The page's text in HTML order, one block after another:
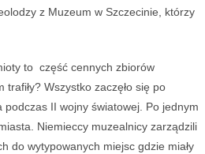
z Muzeum w Szczecinie, którzy
to część cennych zbiorów
Wszystko zaczęło się po
II wojny światowej. Po jednym
Niemieccy muzealnicy zarządzili
do wytypowanych miejsc gdzie miały